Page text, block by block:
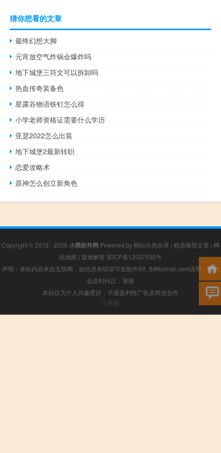
猜你想看的文章
最终幻想大脚
元宵放空气炸锅会爆炸吗
地下城堡三符文可以拆卸吗
热血传奇装备色
星露谷物语铁钉怎么得
小学老师资格证需要什么学历
亚瑟2022怎么出装
地下城堡2最新转职
恋爱攻略术
原神怎么创立新角色
Copyright © 2012 - 2026 小黑软件网 Powered by 网站分类目录 | 精选推荐文章 | 网
站地图 | 疑难解答 苏ICP备12037530号
声明：本站内容来自互联网，如信息有错误可发邮件到f_fb#foxmail.com说明，我们
会及时纠正，谢谢
本站仅为个人兴趣爱好，不接盈利性广告及商业合作
小男孩